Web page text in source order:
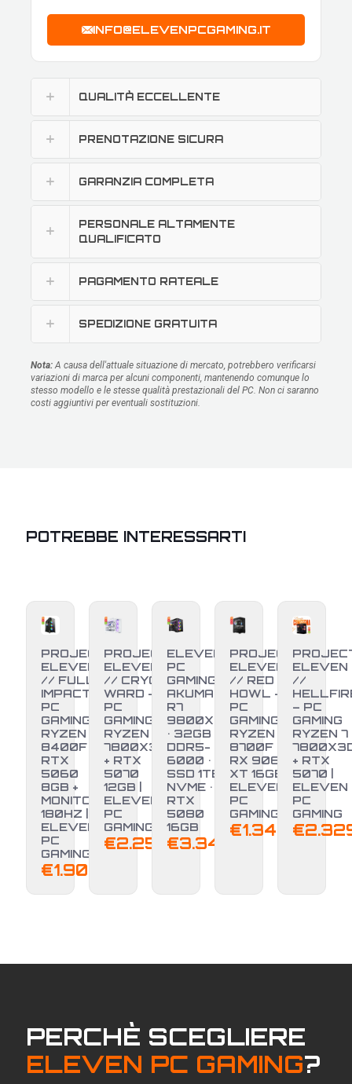
INFO@ELEVENPCGAMING.IT
QUALITÀ ECCELLENTE
PRENOTAZIONE SICURA
GARANZIA COMPLETA
PERSONALE ALTAMENTE
QUALIFICATO
PAGAMENTO RATEALE
SPEDIZIONE GRATUITA
Nota: A causa dell'attuale situazione di mercato, potrebbero verificarsi
variazioni di marca per alcuni componenti, mantenendo comunque lo
stesso modello e le stesse qualità prestazionali del PC. Non ci saranno
costi aggiuntivi per eventuali sostituzioni.
POTREBBE INTERESSARTI
PROJECT
ELEVEN
// FULL
IMPACT –
PC
GAMING
RYZEN 5
8400F +
RTX
5060
8GB +
MONITOR
180HZ |
ELEVEN
PC
GAMING
€1.900,00
PROJECT
ELEVEN
// CRYO
WARD –
PC
GAMING
RYZEN 7
7800X3D
+ RTX
5070
12GB |
ELEVEN
PC
GAMING
€2.250,00
ELEVEN
PC
GAMING •
AKUMA •
R7
9800X3D
• 32GB
DDR5-
6000 •
SSD 1TB
NVME •
RTX
5080
16GB
€3.349,00
PROJECT
ELEVEN
// RED
HOWL –
PC
GAMING
RYZEN 7
8700F +
RX 9060
XT 16GB |
ELEVEN
PC
GAMING
€1.349,00
ELEVEN
//
– PC
GAMING
RYZEN 7
+ RTX
5070 |
ELEVEN
PC
GAMING
€
PERCHÈ SCEGLIERE
ELEVEN PC GAMING?